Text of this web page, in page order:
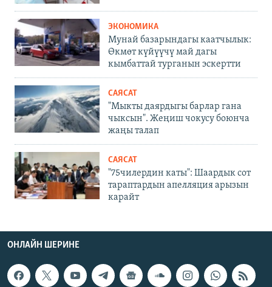
ЭКОНОМИКА
Мунай базарындагы каатчылык:
Өкмөт күйүүчү май дагы
кымбаттай турганын эскертти
САЯСАТ
"Мыкты даярдыгы барлар гана
чыксын". Жеңиш чокусу боюнча
жаңы талап
САЯСАТ
"75чилердин каты": Шаардык сот
тараптардын апелляция арызын
карайт
ОНЛАЙН ШЕРИНЕ